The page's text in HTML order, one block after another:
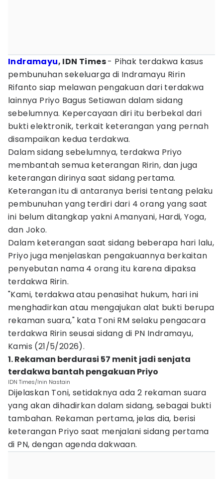
Indramayu, IDN Times- Pihak terdakwa kasus
pembunuhan sekeluarga di Indramayu Ririn
Rifanto siap melawan pengakuan dari terdakwa
lainnya Priyo Bagus Setiawan dalam sidang
sebelumnya. Kepercayaan diri itu berbekal dari
bukti elektronik, terkait keterangan yang pernah
disampaikan kedua terdakwa.
Dalam sidang sebelumnya, terdakwa Priyo
membantah semua keterangan Ririn, dan juga
keterangan dirinya saat sidang pertama.
Keterangan itu di antaranya berisi tentang pelaku
pembunuhan yang terdiri dari 4 orang yang saat
ini belum ditangkap yakni Amanyani, Hardi, Yoga,
dan Joko.
Dalam keterangan saat sidang beberapa hari lalu,
Priyo juga menjelaskan pengakuannya berkaitan
penyebutan nama 4 orang itu karena dipaksa
terdakwa Ririn.
"Kami, terdakwa atau penasihat hukum, hari ini
menghadirkan atau mengajukan alat bukti berupa
rekaman suara," kata Toni RM selaku pengacara
terdakwa Ririn seusai sidang di PN Indramayu,
Kamis (21/5/2026).
1. Rekaman berdurasi 57 menit jadi senjata
terdakwa bantah pengakuan Priyo
IDN Times/Inin Nastain
Dijelaskan Toni, setidaknya ada 2 rekaman suara
yang akan dihadirkan dalam sidang, sebagai bukti
tambahan. Rekaman pertama, jelas dia, berisi
keterangan Priyo saat menjalani sidang pertama
di PN, dengan agenda dakwaan.